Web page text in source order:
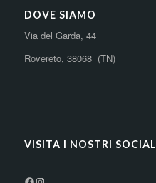
DOVE SIAMO
Via del Garda, 44
Rovereto, 38068 (TN)
VISITA I NOSTRI SOCIAL